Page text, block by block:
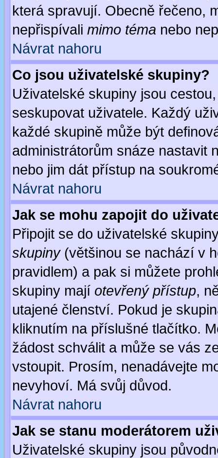
která spravují. Obecně řečeno,
nepřispívali mimo téma nebo
Návrat nahoru
Co jsou uživatelské skupiny?
Uživatelské skupiny jsou
seskupovat uživatele. Každý
každé skupině může být
administrátorům snáze nastavit
nebo jim dát přístup na
Návrat nahoru
Jak se mohu zapojit do
Připojit se do uživatelské
skupiny(většinou se nachází v
pravidlem) a pak si můžete
skupiny mají otevřený přístup,
utajené členství. Pokud je
kliknutím na příslušné tlačítko.
žádost schválit a může se vás
vstoupit. Prosím, nenadávejte
nevyhoví. Má svůj důvod.
Návrat nahoru
Jak se stanu moderátorem
Uživatelské skupiny jsou